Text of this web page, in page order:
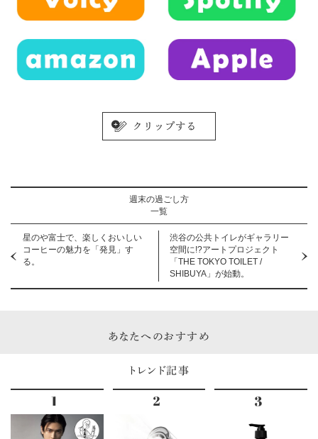
週末の過ごし方
一覧
星のや富士で、楽しくおいしい
コーヒーの魅力を「発見」す
る。
渋谷の公共トイレがギャラリー
空間に!?アートプロジェクト
「THE TOKYO TOILET /
SHIBUYA」が始動。
あなたへのおすすめ
トレンド記事